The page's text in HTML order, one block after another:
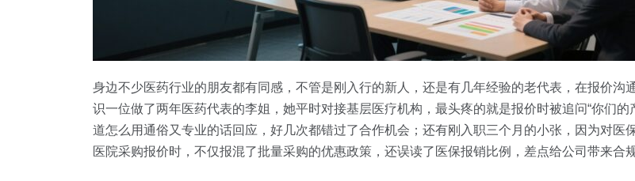
身边不少医药行业的朋友都有同感，不管是刚入行的新人，还是有几年经验的老代表，在报价沟
识一位做了两年医药代表的李姐，她平时对接基层医疗机构，最头疼的就是报价时被追问“你们的
道怎么用通俗又专业的话回应，好几次都错过了合作机会；还有刚入职三个月的小张，因为对医
医院采购报价时，不仅报混了批量采购的优惠政策，还误读了医保报销比例，差点给公司带来合规